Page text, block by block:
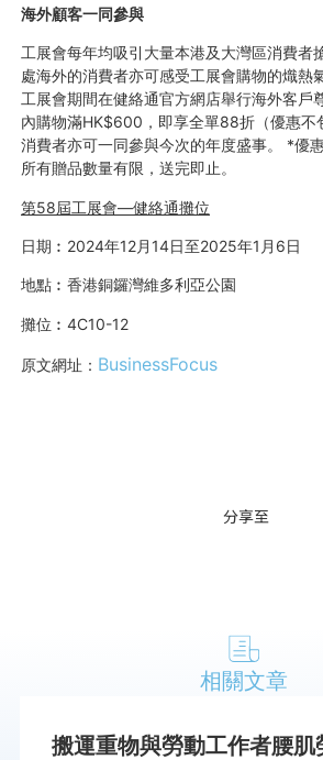
海外顧客一同參與
工展會每年均吸引大量本港及大灣區消費者
處海外的消費者亦可感受工展會購物的熾熱
工展會期間在健絡通官方網店舉行海外客戶
內購物滿HK$600，即享全單88折（優惠不
消費者亦可一同參與今次的年度盛事。 *優
所有贈品數量有限，送完即止。
第58屆工展會—健絡通攤位
日期︰2024年12月14日至2025年1月6日
地點︰香港銅鑼灣維多利亞公園
攤位︰4C10-12
原文網址： BusinessFocus
分享至
相關文章
搬運重物與勞動工作者腰肌